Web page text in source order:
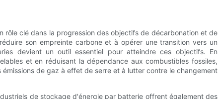
rôle clé dans la progression des objectifs de décarbonation et de
son empreinte carbone et à opérer une transition vers un
devient un outil essentiel pour atteindre ces objectifs. En
et en réduisant la dépendance aux combustibles fossiles,
de gaz à effet de serre et à lutter contre le changement
de stockage d'énergie par batterie offrent également des